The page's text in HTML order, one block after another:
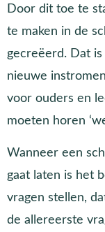
Door dit toe te
te maken in de
gecreëerd. Dat
nieuwe
voor ouders en
moeten horen
Wanneer een
gaat laten is het
vragen stellen,
de allereerste